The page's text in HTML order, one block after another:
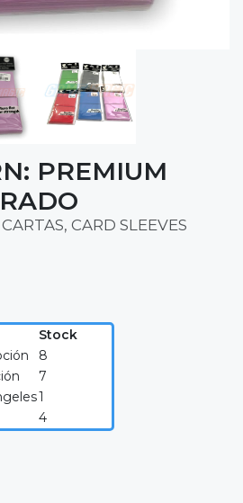
PREMIUM
CARD SLEEVES
Stock
8
7
1
4